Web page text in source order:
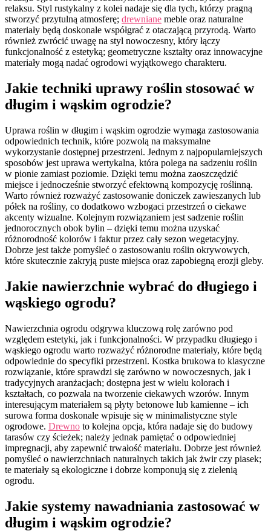
relaksu. Styl rustykalny z kolei nadaje się dla tych, którzy pragną
stworzyć przytulną atmosferę; drewniane meble oraz naturalne
materiały będą doskonale współgrać z otaczającą przyrodą. Warto
również zwrócić uwagę na styl nowoczesny, który łączy
funkcjonalność z estetyką; geometryczne kształty oraz innowacyjne
materiały mogą nadać ogrodowi wyjątkowego charakteru.
Jakie techniki uprawy roślin stosować w
długim i wąskim ogrodzie?
Uprawa roślin w długim i wąskim ogrodzie wymaga zastosowania
odpowiednich technik, które pozwolą na maksymalne
wykorzystanie dostępnej przestrzeni. Jednym z najpopularniejszych
sposobów jest uprawa wertykalna, która polega na sadzeniu roślin
w pionie zamiast poziomie. Dzięki temu można zaoszczędzić
miejsce i jednocześnie stworzyć efektowną kompozycję roślinną.
Warto również rozważyć zastosowanie doniczek zawieszanych lub
półek na rośliny, co dodatkowo wzbogaci przestrzeń o ciekawe
akcenty wizualne. Kolejnym rozwiązaniem jest sadzenie roślin
jednorocznych obok bylin – dzięki temu można uzyskać
różnorodność kolorów i faktur przez cały sezon wegetacyjny.
Dobrze jest także pomyśleć o zastosowaniu roślin okrywowych,
które skutecznie zakryją puste miejsca oraz zapobiegną erozji gleby.
Jakie nawierzchnie wybrać do długiego i
wąskiego ogrodu?
Nawierzchnia ogrodu odgrywa kluczową rolę zarówno pod
względem estetyki, jak i funkcjonalności. W przypadku długiego i
wąskiego ogrodu warto rozważyć różnorodne materiały, które będą
odpowiednie do specyfiki przestrzeni. Kostka brukowa to klasyczne
rozwiązanie, które sprawdzi się zarówno w nowoczesnych, jak i
tradycyjnych aranżacjach; dostępna jest w wielu kolorach i
kształtach, co pozwala na tworzenie ciekawych wzorów. Innym
interesującym materiałem są płyty betonowe lub kamienne – ich
surowa forma doskonale wpisuje się w minimalistyczne style
ogrodowe. Drewno to kolejna opcja, która nadaje się do budowy
tarasów czy ścieżek; należy jednak pamiętać o odpowiedniej
impregnacji, aby zapewnić trwałość materiału. Dobrze jest również
pomyśleć o nawierzchniach naturalnych takich jak żwir czy piasek;
te materiały są ekologiczne i dobrze komponują się z zielenią
ogrodu.
Jakie systemy nawadniania zastosować w
długim i wąskim ogrodzie?